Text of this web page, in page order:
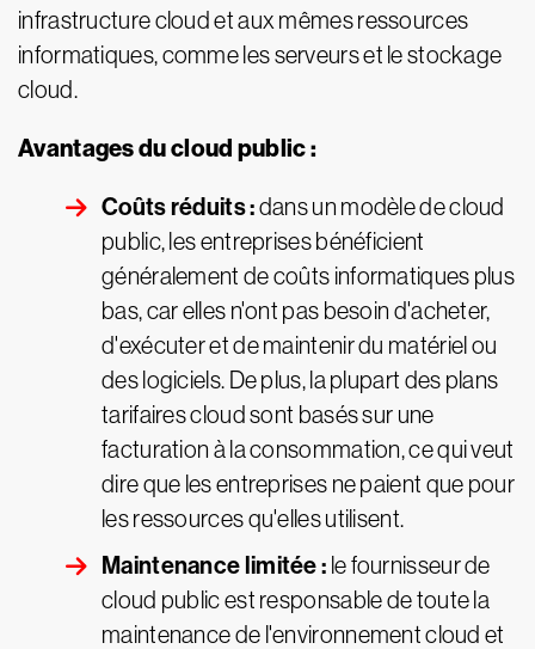
infrastructure cloud et aux mêmes ressources
informatiques, comme les serveurs et le stockage
cloud.
Avantages du cloud public :
Coûts réduits :dans un modèle de cloud
public, les entreprises bénéficient
généralement de coûts informatiques plus
bas, car elles n'ont pas besoin d'acheter,
d'exécuter et de maintenir du matériel ou
des logiciels. De plus, la plupart des plans
tarifaires cloud sont basés sur une
facturation à la consommation, ce qui veut
dire que les entreprises ne paient que pour
les ressources qu'elles utilisent.
Maintenance limitée : le fournisseur de
cloud public est responsable de toute la
maintenance de l'environnement cloud et